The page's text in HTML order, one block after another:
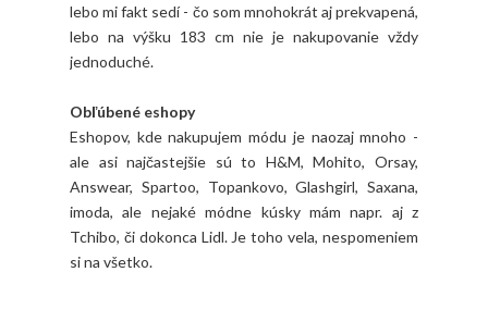
lebo mi fakt sedí - čo som mnohokrát aj prekvapená,
lebo na výšku 183 cm nie je nakupovanie vždy
jednoduché.
Obľúbené eshopy
Eshopov, kde nakupujem módu je naozaj mnoho -
ale asi najčastejšie sú to H&M, Mohito, Orsay,
Answear, Spartoo, Topankovo, Glashgirl, Saxana,
imoda, ale nejaké módne kúsky mám napr. aj z
Tchibo, či dokonca Lidl. Je toho vela, nespomeniem
si na všetko.